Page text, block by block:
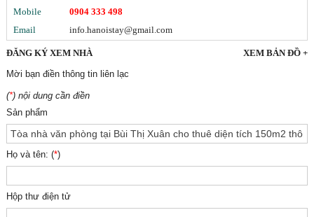
Mobile
0904 333 498
Email
info.hanoistay@gmail.com
ĐĂNG KÝ XEM NHÀ XEM BẢN ĐỒ+
Mời bạn điền thông tin liên lạc
(*) nội dung cần điền
Sản phẩm
Họ và tên: (*)
Hộp thư điện tử